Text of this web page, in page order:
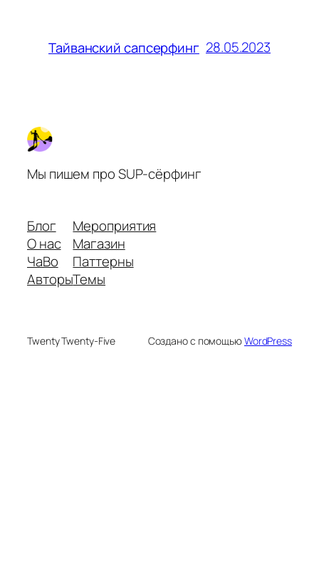
Тайванский сапсерфинг 28.05.2023
Мы пишем про SUP-сёрфинг
Блог
О нас
ЧаВо
Авторы
Мероприятия
Магазин
Паттерны
Темы
Twenty Twenty-Five Создано с помощьюWordPress